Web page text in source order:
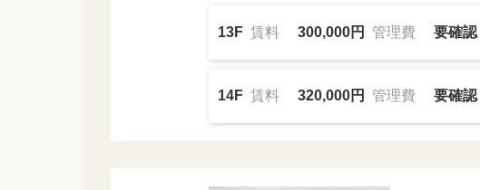
13F 賃料 300,000円 管理費 要確認
14F 賃料 320,000円 管理費 要確認